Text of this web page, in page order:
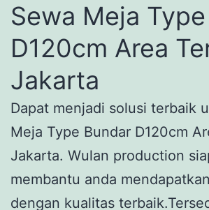
Sewa Meja
D120cm Area
Jakarta
Dapat menjadi solusi terbaik
Meja Type Bundar D120cm
Jakarta. Wulan production
membantu anda
dengan kualitas